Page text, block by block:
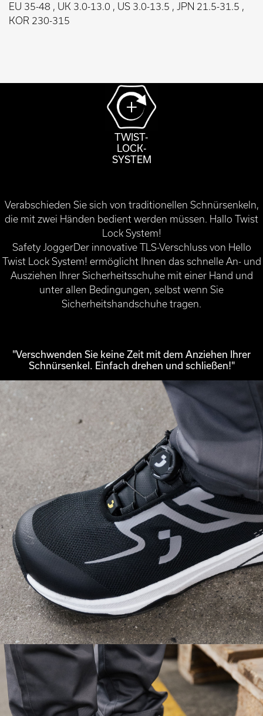
EU 35-48 , UK 3.0-13.0 , US 3.0-13.5 , JPN 21.5-31.5 ,
KOR 230-315
TWIST-
LOCK-
SYSTEM
Verabschieden Sie sich von traditionellen Schnürsenkeln,
die mit zwei Händen bedient werden müssen. Hallo Twist
Lock System!
Safety JoggerDer innovative TLS-Verschluss von Hello
Twist Lock System! ermöglicht Ihnen das schnelle An- und
Ausziehen Ihrer Sicherheitsschuhe mit einer Hand und
unter allen Bedingungen, selbst wenn Sie
Sicherheitshandschuhe tragen.
"Verschwenden Sie keine Zeit mit dem Anziehen Ihrer
Schnürsenkel. Einfach drehen und schließen!"